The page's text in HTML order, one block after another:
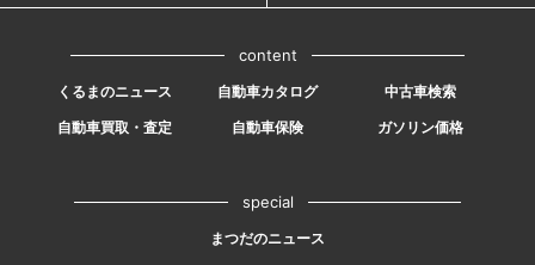
content
くるまのニュース 自動車カタログ
中古車検索
自動車買取・査定
自動車保険 ガソリン価格
special
まつだのニュース